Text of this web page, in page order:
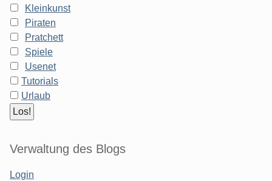
Kleinkunst
Piraten
Pratchett
Spiele
Usenet
Tutorials
Urlaub
Verwaltung des Blogs
Login